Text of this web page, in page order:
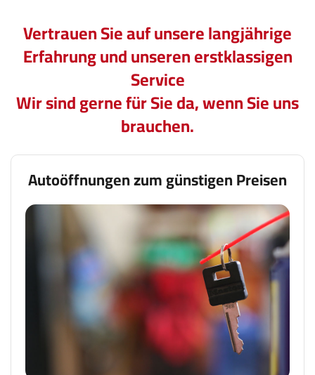
Vertrauen Sie auf unsere langjährige
Erfahrung und unseren erstklassigen
Service
Wir sind gerne für Sie da, wenn Sie uns
brauchen.
Autoöffnungen zum günstigen Preisen